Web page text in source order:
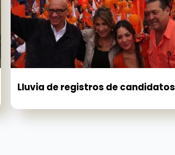
Lluvia de registros de candidatos